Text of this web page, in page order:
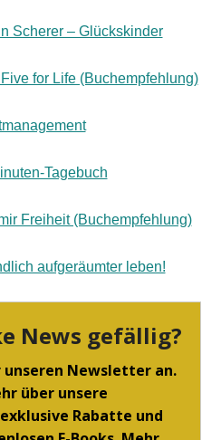
Scherer – Glückskinder
for Life (Buchempfehlung)
Tagebuch
Freiheit (Buchempfehlung)
aufgeräumter leben!